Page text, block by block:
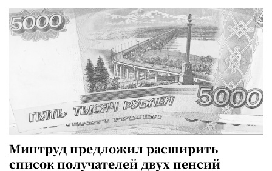
Минтруд предложил расширить
список получателей двух пенсий